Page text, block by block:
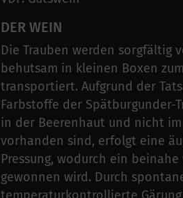
DER WEIN
Die Trauben werden sorgfältig
behutsam in kleinen Boxen
transportiert. Aufgrund der
Farbstoffe der Spätburgunder-
in der Beerenhaut und nicht
vorhanden sind, erfolgt eine
Pressung, wodurch ein
gewonnen wird. Durch